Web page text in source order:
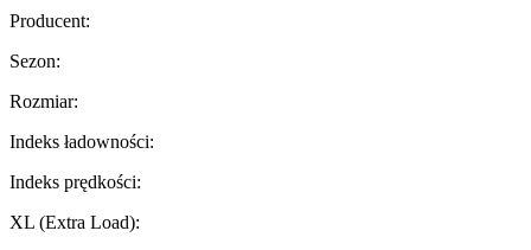
Producent:
Sezon:
Rozmiar:
Indeks ładowności:
Indeks prędkości:
XL (Extra Load):